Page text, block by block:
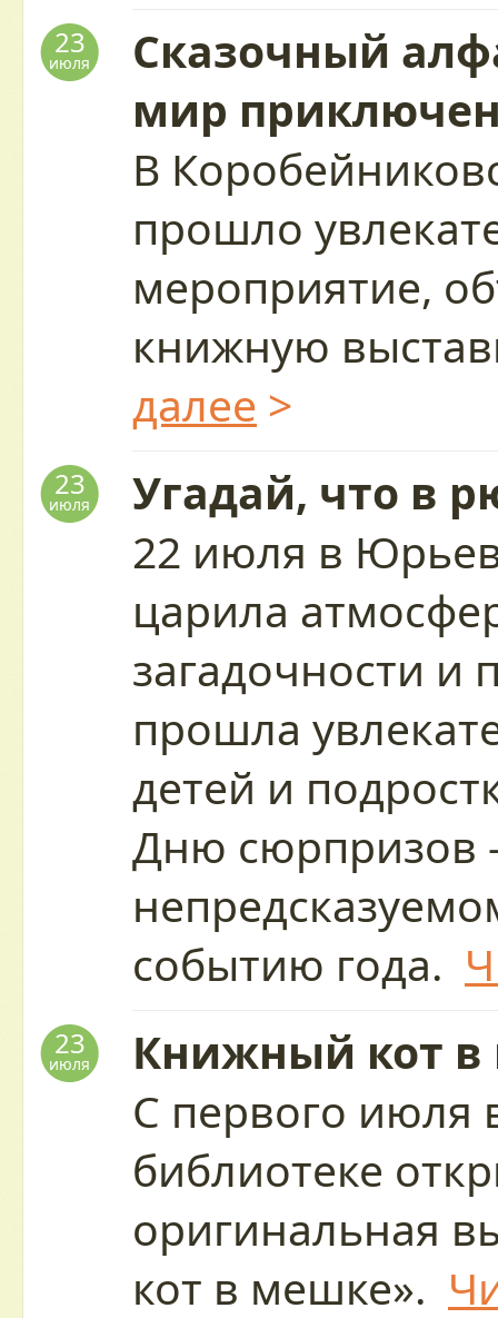
23
июля
Сказочный
мир
В
прошло
мероприятие,
книжную
далее >
23
июля
Угадай, что в
22 июля в
царила
загадочности и
прошла
детей и
Дню сюрпризов
событию года.
23
июля
Книжный кот
С первого июля
библиотеке
оригинальная
кот в мешке».